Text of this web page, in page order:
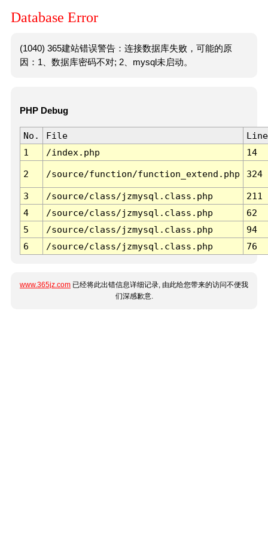
Database Error
(1040) 365建站错误警告：连接数据库失败，可能的原
因：1、数据库密码不对; 2、mysql未启动。
PHP Debug
No. File
Line
1
/index.php 14
2 /source/function/function_extend.php 324
3 /source/class/jzmysql.class.php
211
4
/source/class/jzmysql.class.php
62
5
/source/class/jzmysql.class.php
94
6
/source/class/jzmysql.class.php 76
www.365jz.com 已经将此出错信息详细记录, 由此给您带来的访问不便我
们深感歉意.